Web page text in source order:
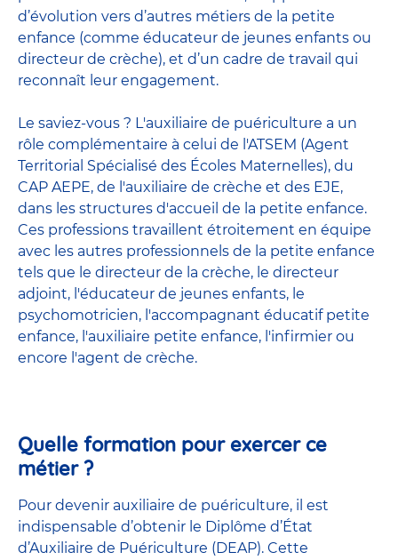
d’évolution vers d’autres métiers de la petite
enfance (comme éducateur de jeunes enfants ou
directeur de crèche), et d’un cadre de travail qui
reconnaît leur engagement.
Le saviez-vous ? L'auxiliaire de puériculture a un
rôle complémentaire à celui de l'ATSEM (Agent
Territorial Spécialisé des Écoles Maternelles), du
CAP AEPE, de l'auxiliaire de crèche et des EJE,
dans les structures d'accueil de la petite enfance.
Ces professions travaillent étroitement en équipe
avec les autres professionnels de la petite enfance
tels que le directeur de la crèche, le directeur
adjoint, l'éducateur de jeunes enfants, le
psychomotricien, l'accompagnant éducatif petite
enfance, l'auxiliaire petite enfance, l'infirmier ou
encore l'agent de crèche.
Quelle formation pour exercer ce
métier ?
Pour devenir auxiliaire de puériculture, il est
indispensable d’obtenir le Diplôme d’État
d’Auxiliaire de Puériculture (DEAP). Cette